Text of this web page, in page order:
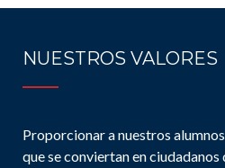
NUESTROS VALORES
Proporcionar a nuestros
que se conviertan en